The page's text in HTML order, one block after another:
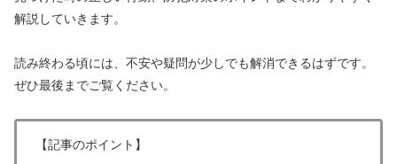
解説していきます。
読み終わる頃には、不安や疑問が少しでも解消できるはずです。
ぜひ最後までご覧ください。
【記事のポイント】